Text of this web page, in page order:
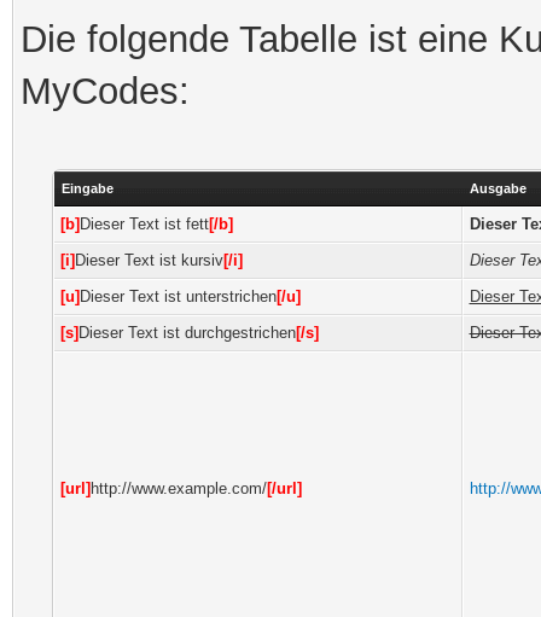
Die folgende Tabelle ist eine
MyCodes:
Eingabe Ausgabe
[b] Dieser Text ist fett[/b]
Dieser
[i] Dieser Text ist kursiv[/i]
Dieser
[u] Dieser Text ist unterstrichen[/u]
Dieser
[s] Dieser Text ist durchgestrichen[/s] Dieser
[url] http://www.example.com/[/url] http://